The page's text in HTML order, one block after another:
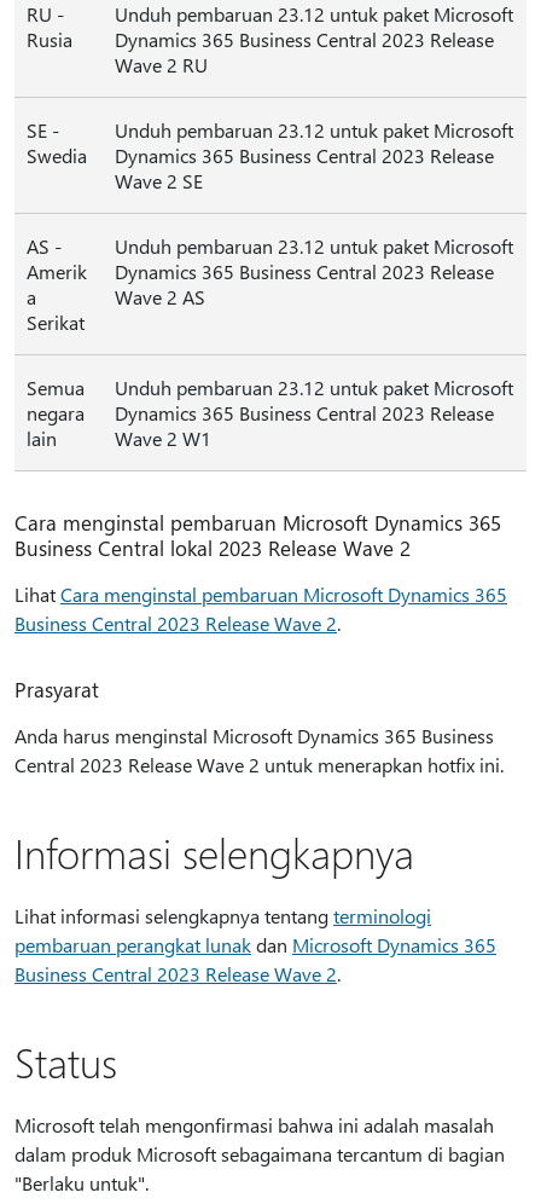
RU -
Rusia
Unduh pembaruan 23.12 untuk paket Microsoft
Dynamics 365 Business Central 2023 Release
Wave 2 RU
SE -
Swedia
Unduh pembaruan 23.12 untuk paket Microsoft
Dynamics 365 Business Central 2023 Release
Wave 2 SE
AS -
Amerik
a
Serikat
Unduh pembaruan 23.12 untuk paket Microsoft
Dynamics 365 Business Central 2023 Release
Wave 2 AS
Semua
negara
lain
Unduh pembaruan 23.12 untuk paket Microsoft
Dynamics 365 Business Central 2023 Release
Wave 2 W1
Cara menginstal pembaruan Microsoft Dynamics 365
Business Central lokal 2023 Release Wave 2
LihatCara menginstal pembaruan Microsoft Dynamics 365
Business Central 2023 Release Wave 2.
Prasyarat
Anda harus menginstal Microsoft Dynamics 365 Business
Central 2023 Release Wave 2 untuk menerapkan hotfix ini.
Informasi selengkapnya
Lihat informasi selengkapnya tentangterminologi
pembaruan perangkat lunakdan Microsoft Dynamics 365
Business Central 2023 Release Wave 2.
Status
Microsoft telah mengonfirmasi bahwa ini adalah masalah
dalam produk Microsoft sebagaimana tercantum di bagian
"Berlaku untuk".